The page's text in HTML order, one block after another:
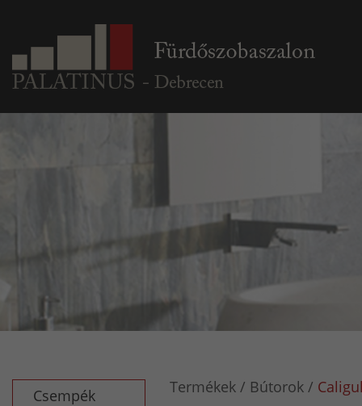
Csempék Termékek Bútorok